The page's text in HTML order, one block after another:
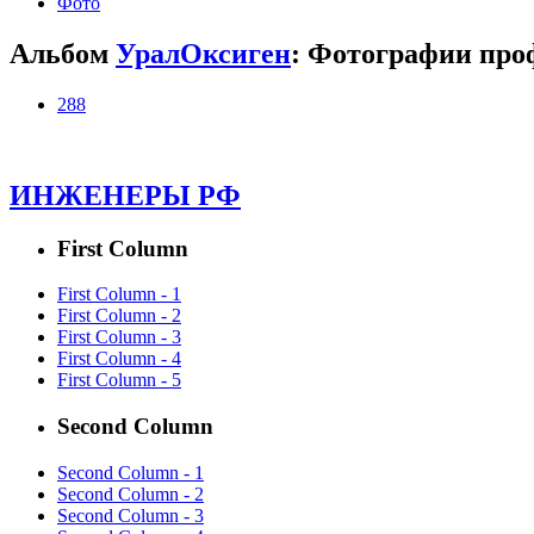
Альбом УралОксиген: Фотографии
288
ИНЖЕНЕРЫ РФ
First Column
First Column - 1
First Column - 2
First Column - 3
First Column - 4
First Column - 5
Second Column
Second Column - 1
Second Column - 2
Second Column - 3